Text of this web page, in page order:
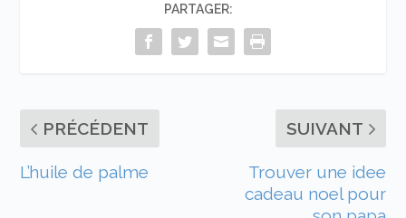
PARTAGER:
PRÉCÉDENT
L’huile de palme
SUIVANT
Trouver une idee
cadeau noel pour